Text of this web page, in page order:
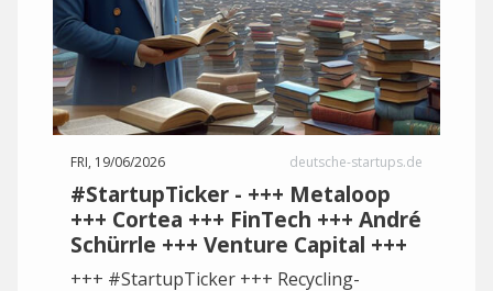
FRI, 19/06/2026 deutsche-startups.de
#StartupTicker - +++ Metaloop
+++ Cortea +++ FinTech +++ André
Schürrle +++ Venture Capital +++
+++ #StartupTicker +++ Recycling-